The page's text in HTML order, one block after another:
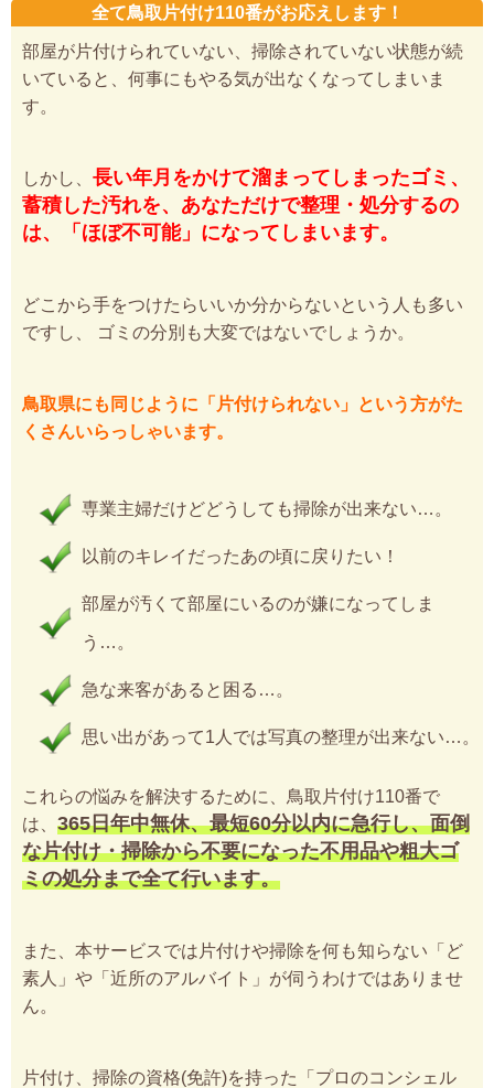
全て鳥取片付け110番がお応えします！
部屋が片付けられていない、掃除されていない状態が続
いていると、何事にもやる気が出なくなってしまいま
す。
しかし、 長い年月をかけて溜まってしまったゴミ、
蓄積した汚れを、あなただけで整理・処分するの
は、「ほぼ不可能」になってしまいます。
どこから手をつけたらいいか分からないという人も多い
ですし、 ゴミの分別も大変ではないでしょうか。
鳥取県にも同じように「片付けられない」という方がた
くさんいらっしゃいます。
専業主婦だけどどうしても掃除が出来ない…。
以前のキレイだったあの頃に戻りたい！
部屋が汚くて部屋にいるのが嫌になってしま
う…。
急な来客があると困る…。
思い出があって1人では写真の整理が出来ない…。
これらの悩みを解決するために、鳥取片付け110番で
は、 365日年中無休、最短60分以内に急行し、面倒
な片付け・掃除から不要になった不用品や粗大ゴ
ミの処分まで全て行います。
また、本サービスでは片付けや掃除を何も知らない「ど
素人」や「近所のアルバイト」が伺うわけではありませ
ん。
片付け、掃除の資格(免許)を持った「プロのコンシェル